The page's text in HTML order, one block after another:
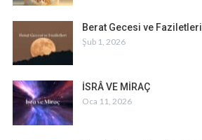
Berat Gecesi ve Faziletleri
Şub 1, 2026
İSRÂ VE MİRAÇ
Oca 11, 2026